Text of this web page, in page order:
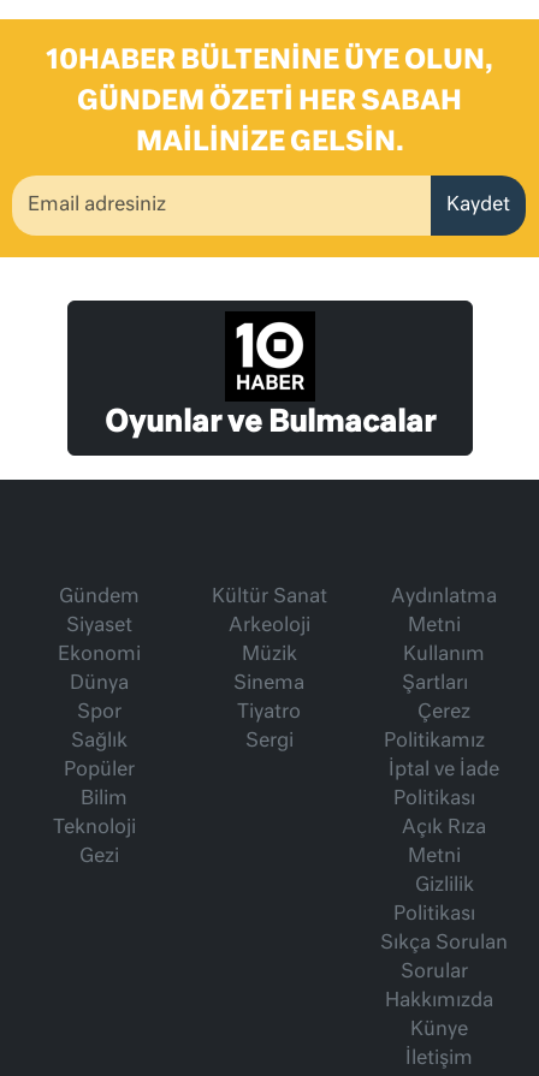
10HABER BÜLTENINE ÜYE OLUN,
GÜNDEM ÖZETI HER SABAH
MAILINIZE GELSIN.
Kaydet
Oyunlar ve Bulmacalar
Gündem
Siyaset
Ekonomi
Dünya
Spor
Sağlık
Popüler
Bilim
Teknoloji
Gezi
Kültür Sanat
Arkeoloji
Müzik
Sinema
Tiyatro
Sergi
Aydınlatma
Metni
Kullanım
Şartları
Çerez
Politikamız
İptal ve İade
Politikası
Açık Rıza
Metni
Gizlilik
Politikası
Sıkça Sorulan
Sorular
Hakkımızda
Künye
İletişim